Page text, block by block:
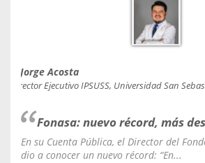
Jorge Acosta
Director Ejecutivo IPSUSS, Universidad San
Fonasa: nuevo récord, más
En su Cuenta Pública, el Director del
dio a conocer un nuevo récord: “En...